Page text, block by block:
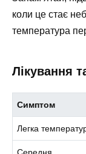
коли це стає
температура
Лікування
Симптом
Легка
Середня